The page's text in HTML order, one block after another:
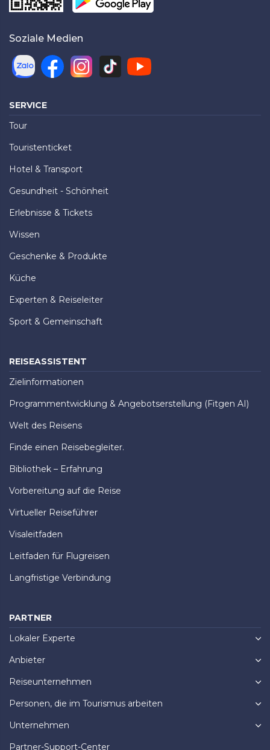
Soziale Medien
SERVICE
Tour
Touristenticket
Hotel & Transport
Gesundheit - Schönheit
Erlebnisse & Tickets
Wissen
Geschenke & Produkte
Küche
Experten & Reiseleiter
Sport & Gemeinschaft
REISEASSISTENT
Zielinformationen
Programmentwicklung & Angebotserstellung (Fitgen AI)
Welt des Reisens
Finde einen Reisebegleiter.
Bibliothek – Erfahrung
Vorbereitung auf die Reise
Virtueller Reiseführer
Visaleitfaden
Leitfaden für Flugreisen
Langfristige Verbindung
PARTNER
Lokaler Experte
Anbieter
Reiseunternehmen
Personen, die im Tourismus arbeiten
Unternehmen
Partner-Support-Center